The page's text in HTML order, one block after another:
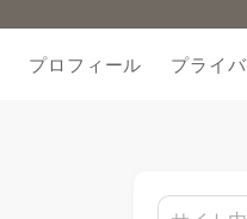
プロフィール プライ